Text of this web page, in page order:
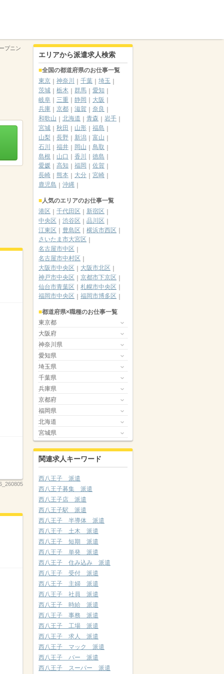
プニン
エリアから派遣求人検索
全国の都道府県のお仕事一覧
東京
神奈川 千葉
埼玉
茨城
栃木 群馬
愛知
岐阜
三重 静岡
大阪
兵庫
京都 滋賀
奈良
和歌山
北海道 青森
岩手
宮城
秋田 山形
福島
山梨
長野 新潟
富山
石川
福井 岡山
鳥取
島根
山口 香川
徳島
愛媛
高知 福岡
佐賀
長崎
熊本 大分
宮崎
鹿児島
沖縄
人気のエリアのお仕事一覧
港区
千代田区
新宿区
中央区
渋谷区
品川区
江東区
豊島区
横浜市西区
さいたま市大宮区
名古屋市中区
名古屋市中村区
大阪市中央区
大阪市北区
神戸市中央区
京都市下京区
仙台市青葉区
札幌市中央区
福岡市中央区
福岡市博多区
都道府県×職種のお仕事一覧
東京都
大阪府
神奈川県
愛知県
埼玉県
千葉県
兵庫県
京都府
福岡県
北海道
宮城県
関連求人キーワード
西八王子 派遣
西八王子募集 派遣
西八王子店 派遣
西八王子駅 派遣
西八王子 半導体 派遣
西八王子 土木 派遣
西八王子 短期 派遣
西八王子 単発 派遣
西八王子 住み込み 派遣
西八王子 受付 派遣
西八王子 主婦 派遣
西八王子 社員 派遣
西八王子 時給 派遣
西八王子 事務 派遣
西八王子 工場 派遣
西八王子 求人 派遣
西八王子 マック 派遣
西八王子 バー 派遣
西八王子 スーパー 派遣